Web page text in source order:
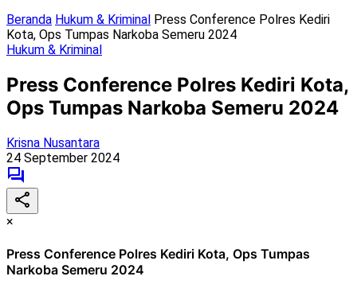
Beranda Hukum & Kriminal Press Conference Polres Kediri
Kota, Ops Tumpas Narkoba Semeru 2024
Hukum & Kriminal
Press Conference Polres Kediri Kota,
Ops Tumpas Narkoba Semeru 2024
Krisna Nusantara
24 September 2024
×
Press Conference Polres Kediri Kota, Ops Tumpas
Narkoba Semeru 2024